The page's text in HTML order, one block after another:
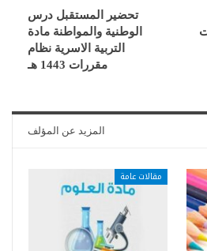
تحضير المستقبل درس
الوطنية والمواطنة مادة
التربية الاسرية نظام
مقررات 1443 هـ
المزيد عن المؤلف
مقالات عامة